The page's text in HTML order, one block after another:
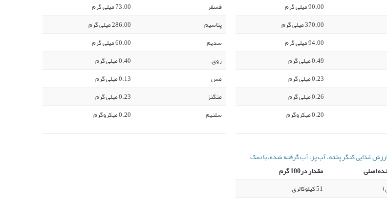
غذایی کنگر پخته، آب پز، آب گرفته شده، با نمک
اصلی
مقدار در100 گرم
51 کیلوکالری
فسفر
73.00 میلی گرم
پتاسیم
286.00 میلی گرم
سدیم
60.00 میلی گرم
روی
0.40 میلی گرم
مس
0.13 میلی گرم
منگنز
0.23 میلی گرم
سلنیم
0.20 میکروگرم
90.00 میلی گرم
370.00 میلی گرم
94.00 میلی گرم
0.49 میلی گرم
0.23 میلی گرم
0.26 میلی گرم
0.20 میکروگرم